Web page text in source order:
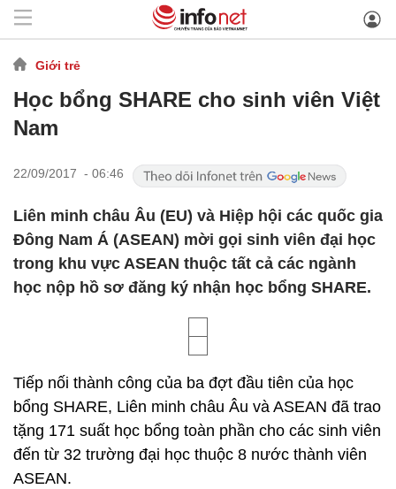
Giới trẻ
Học bổng SHARE cho sinh viên Việt
Nam
22/09/2017 - 06:46
Liên minh châu Âu (EU) và Hiệp hội các quốc gia
Đông Nam Á (ASEAN) mời gọi sinh viên đại học
trong khu vực ASEAN thuộc tất cả các ngành
học nộp hồ sơ đăng ký nhận học bổng SHARE.
Tiếp nối thành công của ba đợt đầu tiên của học
bổng SHARE, Liên minh châu Âu và ASEAN đã trao
tặng 171 suất học bổng toàn phần cho các sinh viên
đến từ 32 trường đại học thuộc 8 nước thành viên
ASEAN.